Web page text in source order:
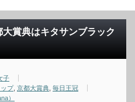
大賞典はキタサンブラック
子
プ, 京都大賞典 毎日王冠
）